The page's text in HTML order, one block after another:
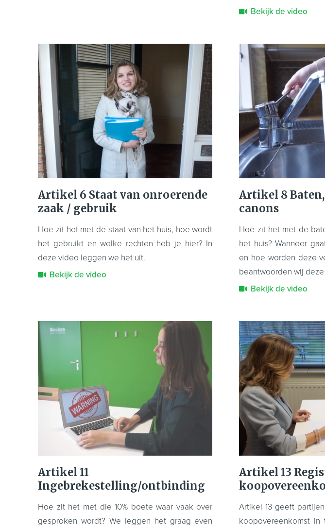
Bekijk de video
Artikel 6 Staat van onroerende
zaak / gebruik
Hoe zit het met de staat van het huis, hoe wordt
het gebruikt en welke rechten heb je hier? In
deze video leggen we het uit.
Bekijk de video
Artikel 8
canons
Hoe zit het met de
het huis? Wanneer
en hoe worden deze
beantwoorden wij
Bekijk de video
Artikel 11
Ingebrekestelling/ontbinding
Hoe zit het met die 10% boete waar vaak over
gesproken wordt? We leggen het graag even
Artikel 13
Artikel 13 geeft
koopovereenkomst